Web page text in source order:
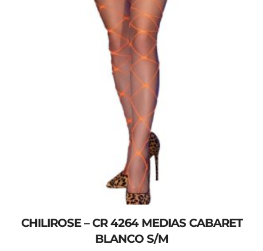
CHILIROSE – CR 4264 MEDIAS CABARET
BLANCO S/M